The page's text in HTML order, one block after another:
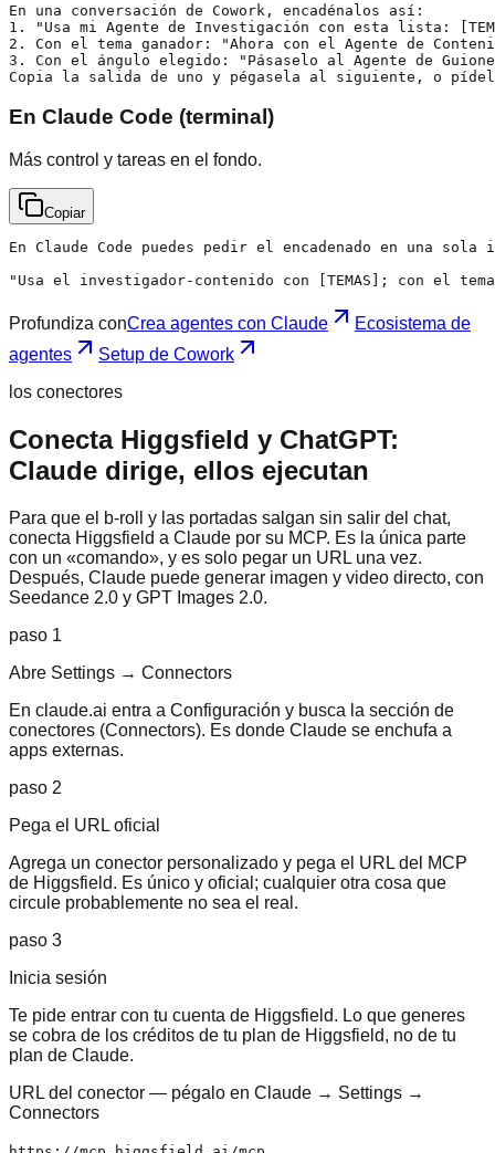
En una conversación de Cowork, encadénalos así:
1. "Usa mi Agente de Investigación con esta lista:
2. Con el tema ganador: "Ahora con el Agente de
3. Con el ángulo elegido: "Pásaselo al Agente de
Copia la salida de uno y pégasela al siguiente, o
En Claude Code (terminal)
Más control y tareas en el fondo.
Copiar
En Claude Code puedes pedir el encadenado en una
"Usa el investigador-contenido con [TEMAS]; con el
Profundiza conCrea agentes con Claude
Ecosistema de
agentes
Setup de Cowork
los conectores
Conecta Higgsfield y ChatGPT:
Claude dirige, ellos ejecutan
Para que el b-roll y las portadas salgan sin salir del chat,
conecta Higgsfield a Claude por su MCP. Es la única parte
con un «comando», y es solo pegar un URL una vez.
Después, Claude puede generar imagen y video directo, con
Seedance 2.0 y GPT Images 2.0.
paso 1
Abre Settings → Connectors
En claude.ai entra a Configuración y busca la sección de
conectores (Connectors). Es donde Claude se enchufa a
apps externas.
paso 2
Pega el URL oficial
Agrega un conector personalizado y pega el URL del MCP
de Higgsfield. Es único y oficial; cualquier otra cosa que
circule probablemente no sea el real.
paso 3
Inicia sesión
Te pide entrar con tu cuenta de Higgsfield. Lo que generes
se cobra de los créditos de tu plan de Higgsfield, no de tu
plan de Claude.
URL del conector — pégalo en Claude → Settings →
Connectors